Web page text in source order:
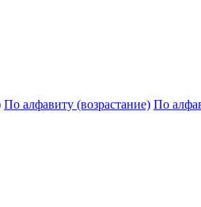
По алфавиту (возрастание) По